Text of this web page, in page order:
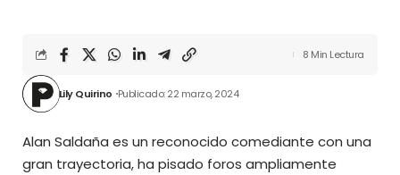
Lily Quirino Publicado: 22 marzo, 2024
8 Min Lectura
Alan Saldaña es un reconocido comediante con una
gran trayectoria, ha pisado foros ampliamente